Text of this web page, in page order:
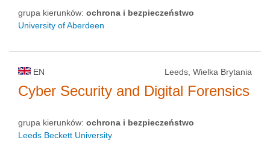
status uczelni
grupa kierunków: ochrona i bezpieczeństwo
University of Aberdeen
EN Leeds, Wielka Brytania
Cyber Security and Digital Forensics
grupa kierunków: ochrona i bezpieczeństwo
Leeds Beckett University